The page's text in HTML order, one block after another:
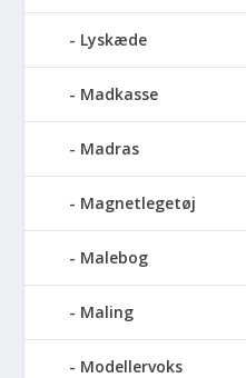
Lyskæde
Madkasse
Madras
Magnetlegetøj
Malebog
Maling
Modellervoks